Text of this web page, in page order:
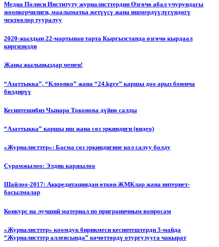
Медиа Полиси Институту журналисттердин Өзгөчө абал учурундагы
жоопкерчилиги, маалыматка жетүүсү жана ишмердүүлүгүндөгү
чектөөлөр тууралуу
2020-жылдын 22-мартынан тарта Кыргызстанда өзгөчө кырдаал
киргизилди
Жаңы жылыңыздар менен!
“Азаттыкка”, “Клоопко” жана “24.kgге” каршы доо арыз боюнча
билдирүү
Кесиптешибиз Чынара Токонова дүйнө салды
“Азаттыкка” каршы иш жана сөз эркиндиги (видео)
«Журналисттер»: Басма сөз эркиндигине кол салуу болду
Сурамжылоо: Элдик каржылоо
Шайлоо-2017: Аккредитациядан өткөн ЖМКлар жана интернет-
басылмалар
Конкурс на лучший материал по приграничным вопросам
«Журналисттер» коомдук бирикмеси кесиптештерди 3-майда
“Журналисттер аллеясында” көчөттөрдү отургузууга чакырат